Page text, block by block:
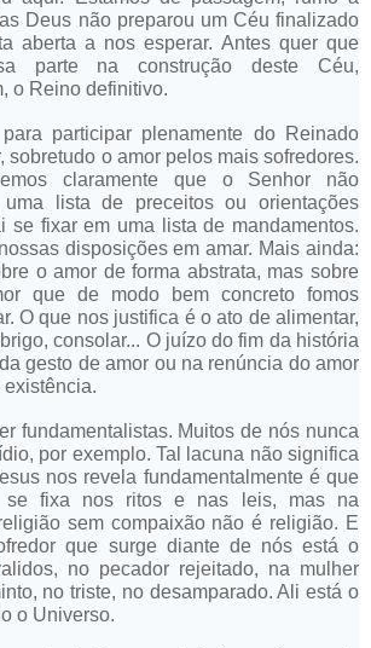
Deus não preparou um Céu finalizado
aberta a nos esperar. Antes quer que
parte na construção deste Céu,
o Reino definitivo.
participar plenamente do Reinado
sobretudo o amor pelos mais sofredores.
claramente que o Senhor não
uma lista de preceitos ou orientações
se fixar em uma lista de mandamentos.
disposições em amar. Mais ainda:
o amor de forma abstrata, mas sobre
que de modo bem concreto fomos
O que nos justifica é o ato de alimentar,
consolar... O juízo do fim da história
gesto de amor ou na renúncia do amor
fundamentalistas. Muitos de nós nunca
por exemplo. Tal lacuna não significa
nos revela fundamentalmente é que
se fixa nos ritos e nas leis, mas na
sem compaixão não é religião. E
que surge diante de nós está o
no pecador rejeitado, na mulher
no triste, no desamparado. Ali está o
o Universo.